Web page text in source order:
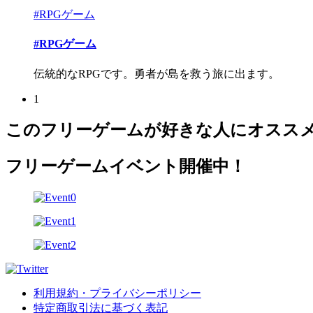
#RPGゲーム
#RPGゲーム
伝統的なRPGです。勇者が島を救う旅に出ます。
1
このフリーゲームが好きな人にオスス
フリーゲームイベント開催中！
利用規約・プライバシーポリシー
特定商取引法に基づく表記